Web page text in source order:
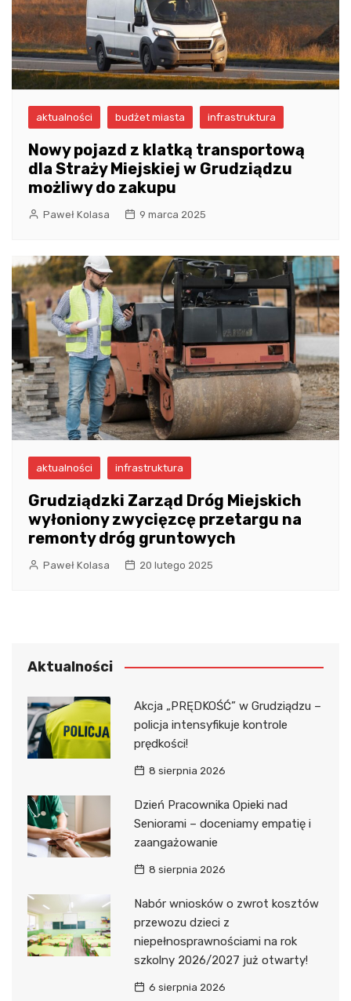
aktualności budżet miasta infrastruktura
Nowy pojazd z klatką transportową
dla Straży Miejskiej w Grudziądzu
możliwy do zakupu
Paweł Kolasa 9 marca 2025
aktualności infrastruktura
Grudziądzki Zarząd Dróg Miejskich
wyłoniony zwycięzcę przetargu na
remonty dróg gruntowych
Paweł Kolasa 20 lutego 2025
Aktualności
Akcja „PRĘDKOŚĆ” w Grudziądzu –
policja intensyfikuje kontrole
prędkości!
8 sierpnia 2026
Dzień Pracownika Opieki nad
Seniorami – doceniamy empatię i
zaangażowanie
8 sierpnia 2026
Nabór wniosków o zwrot kosztów
przewozu dzieci z
niepełnosprawnościami na rok
szkolny 2026/2027 już otwarty!
6 sierpnia 2026